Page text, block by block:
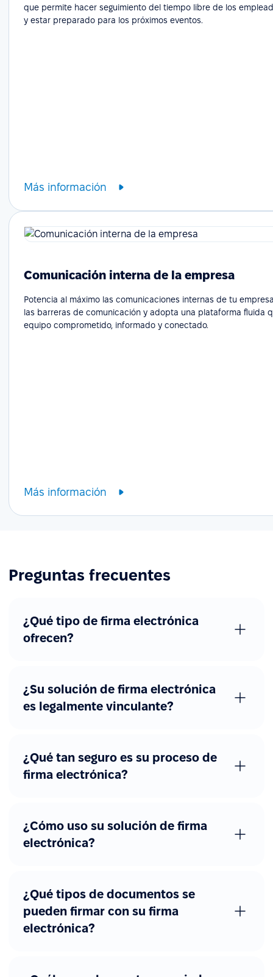
que permite hacer seguimiento del tiempo libre de los
y estar preparado para los próximos eventos.
Más información
Comunicación interna de la empresa
Potencia al máximo las comunicaciones internas de tu
las barreras de comunicación y adopta una plataforma fluida
equipo comprometido, informado y conectado.
Más información
Preguntas frecuentes
¿Qué tipo de firma electrónica
ofrecen?
¿Su solución de firma electrónica
es legalmente vinculante?
¿Qué tan seguro es su proceso de
firma electrónica?
¿Cómo uso su solución de firma
electrónica?
¿Qué tipos de documentos se
pueden firmar con su firma
electrónica?